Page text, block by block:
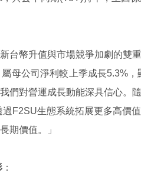
台幣升值與市場競爭加劇的
母公司淨利較上季成長5.3%
們對營運成長動能深具信心
過 F2SU生態系統拓展更多高價
期價值。」
：